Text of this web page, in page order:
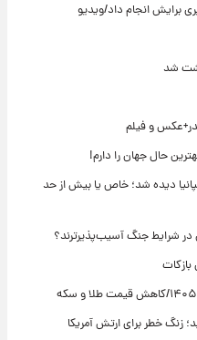
برایش انجام داد/ویدیو
و فیلم
حال جهان را دارم!
دیده شد؛ خاص یا بیش از حد
شرایط جنگ آسیب‌پذیرترند؟
خطر برای ارتش آمریکا